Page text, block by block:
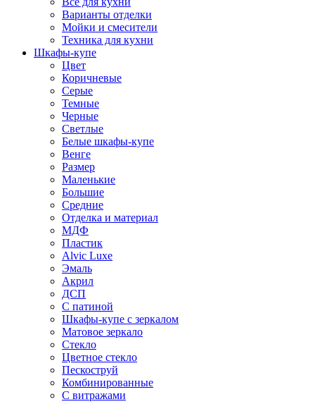
Варианты отделки
Мойки и смесители
Техника для кухни
Шкафы-купе
Цвет
Коричневые
Серые
Темные
Черные
Светлые
Белые шкафы-купе
Венге
Размер
Маленькие
Большие
Средние
Отделка и материал
МДФ
Пластик
Alvic Luxe
Эмаль
Акрил
ДСП
С патиной
Шкафы-купе с зеркалом
Матовое зеркало
Стекло
Цветное стекло
Пескоструй
Комбинированные
С витражами